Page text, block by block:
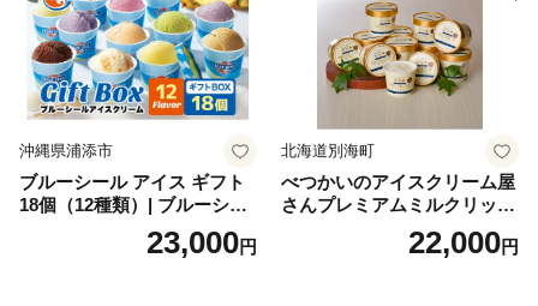
沖縄県浦添市
ブルーシール アイス ギフト
18個（12種類）| ブルーシー
ルアイス ブルーシールアイ
スクリーム 着日指定可能 送
23,000円
北海道別海町
べつかいのアイスクリーム屋
さんプレミアムミルクリッチ
12個（AP-01）（ 北海道アイ
ス 北海道産アイス アイス ア
22,000円